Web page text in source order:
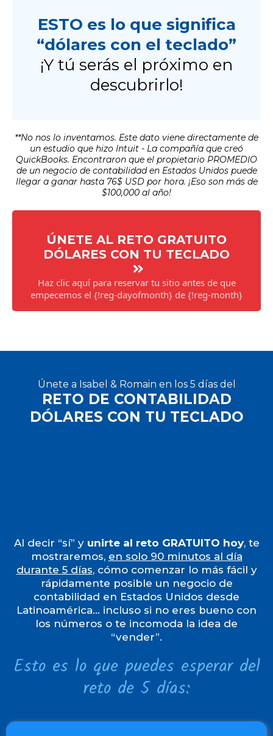
ESTO es lo que significa
“dólares con el teclado”
¡Y tú serás el próximo en
descubrirlo!
**No nos lo inventamos. Este dato viene directamente de
un estudio que hizo Intuit - La compañía que creó
QuickBooks. Encontraron que el propietario PROMEDIO
de un negocio de contabilidad en Estados Unidos puede
llegar a ganar hasta 76$ USD por hora. ¡Eso son más de
$100,000 al año!
ÚNETE AL RETO GRATUITO
DÓLARES CON TU TECLADO
Haz clic aquí para reservar tu sitio antes de que
empecemos el {!reg-dayofmonth} de {!reg-month}
Únete a Isabel & Romain en los 5 días del
RETO DE CONTABILIDAD
DÓLARES CON TU TECLADO
Al decir “sí” y unirte al reto GRATUITO hoy, te
mostraremos, en solo 90 minutos al día
durante 5 días, cómo comenzar lo más fácil y
rápidamente posible un negocio de
contabilidad en Estados Unidos desde
Latinoamérica… incluso si no eres bueno con
los números o te incomoda la idea de
“vender”.
Esto es lo que puedes esperar del
reto de 5 días: